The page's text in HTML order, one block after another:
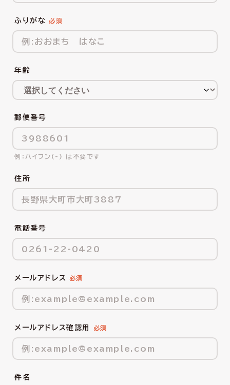
ふりがな
年齢
郵便番号
ハイフン(-) は不要です
住所
電話番号
メールアドレス
メールアドレス確認用
件名